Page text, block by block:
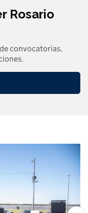
Rosario
convocatorias,